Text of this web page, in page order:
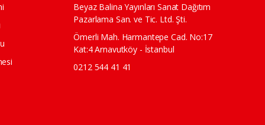
Beyaz Balina Yayınları Sanat Dağıtım
Pazarlama San. ve Tic. Ltd. Şti.
Ömerli Mah. Harmantepe Cad. No:17
Kat:4 Arnavutköy - İstanbul
0212 544 41 41